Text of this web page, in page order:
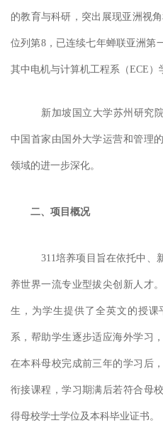
的教育与科研，突出展现亚洲视角
位列第8，已连续七年蝉联亚洲第
其中电机与计算机工程系（ECE）
新加坡国立大学苏州研究
中国首家由国外大学运营和管理
领域的进一步深化。
二、 项目概况
311培养项目旨在依托中、
养世界一流专业型拔尖创新人才
生， 为学生提供了全英文的授
系，帮助学生逐步适应海外学习
在本科母校完成前三年的学习后
衔接课程，学习期满后若符合母
得母校学士学位及本科毕业证书。